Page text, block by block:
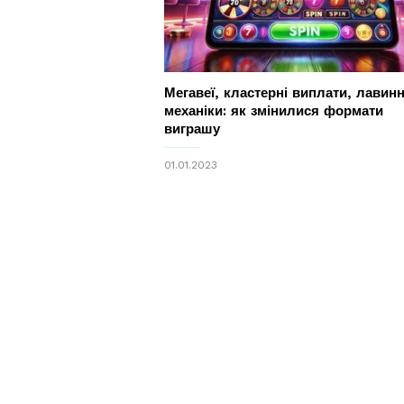
Мегавеї, кластерні виплати,
механіки: як змінилися формати
виграшу
01.01.2023